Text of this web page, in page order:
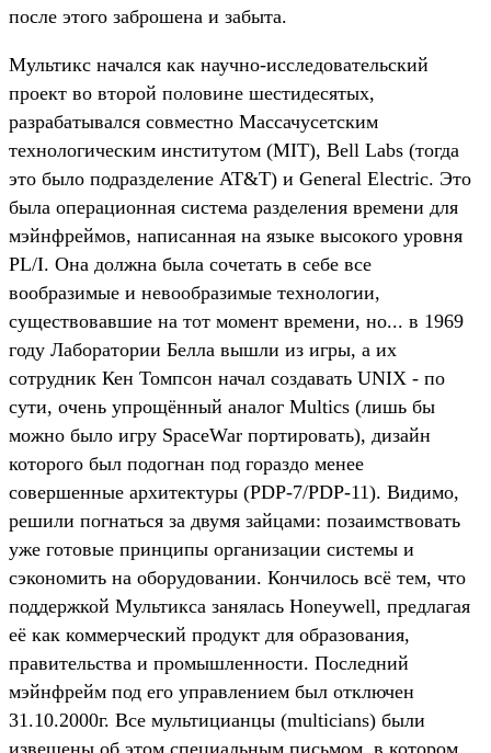
после этого заброшена и забыта.
Мультикс начался как научно-исследовательский
проект во второй половине шестидесятых,
разрабатывался совместно Массачусетским
технологическим институтом (MIT), Bell Labs (тогда
это было подразделение AT&T) и General Electric. Это
была операционная система разделения времени для
мэйнфреймов, написанная на языке высокого уровня
PL/I. Она должна была сочетать в себе все
вообразимые и невообразимые технологии,
существовавшие на тот момент времени, но... в 1969
году Лаборатории Белла вышли из игры, а их
сотрудник Кен Томпсон начал создавать UNIX - по
сути, очень упрощённый аналог Multics (лишь бы
можно было игру SpaceWar портировать), дизайн
которого был подогнан под гораздо менее
совершенные архитектуры (PDP-7/PDP-11). Видимо,
решили погнаться за двумя зайцами: позаимствовать
уже готовые принципы организации системы и
сэкономить на оборудовании. Кончилось всё тем, что
поддержкой Мультикса занялась Honeywell, предлагая
её как коммерческий продукт для образования,
правительства и промышленности. Последний
мэйнфрейм под его управлением был отключен
31.10.2000г. Все мультицианцы (multicians) были
извещены об этом специальным письмом, в котором